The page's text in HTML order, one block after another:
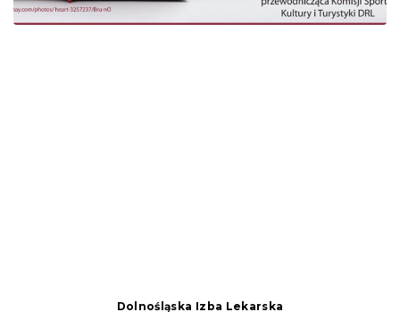
Dolnośląska Izba Lekarska